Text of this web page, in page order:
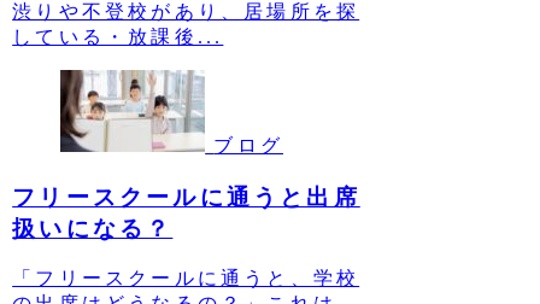
渋りや不登校があり、居場所を探
している・放課後...
ブログ
フリースクールに通うと出席
扱いになる？
「フリースクールに通うと、学校